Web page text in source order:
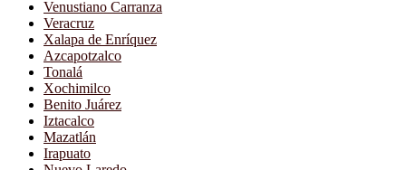
Venustiano Carranza
Veracruz
Xalapa de Enríquez
Azcapotzalco
Tonalá
Xochimilco
Benito Juárez
Iztacalco
Mazatlán
Irapuato